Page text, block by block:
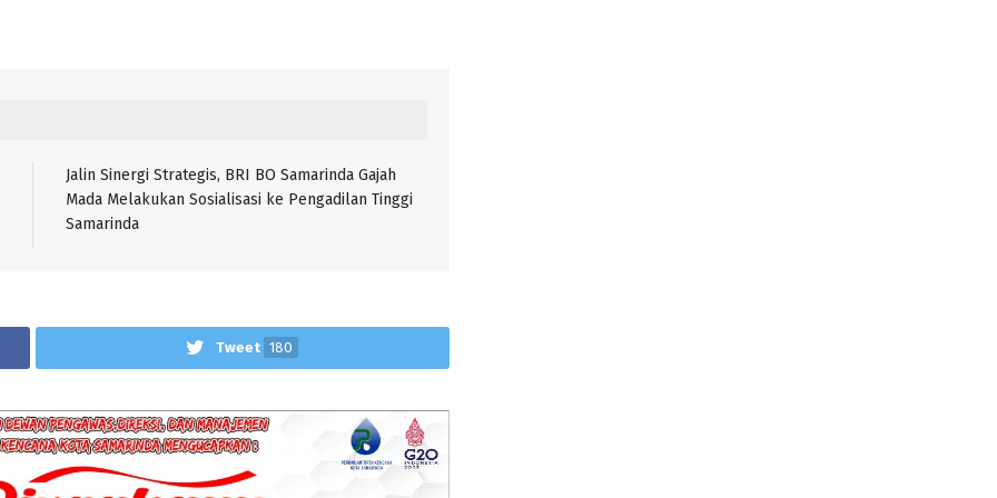
Jalin Sinergi Strategis, BRI BO Samarinda Gajah
Mada Melakukan Sosialisasi ke Pengadilan Tinggi
Samarinda
Tweet 180